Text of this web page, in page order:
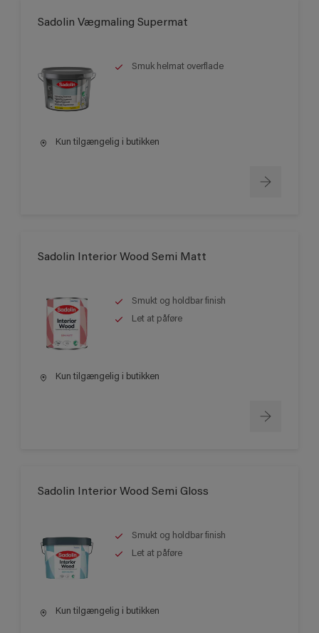
Sadolin Vægmaling Supermat
Smuk helmat overflade
Kun tilgængelig i butikken
Sadolin Interior Wood Semi Matt
Smukt og holdbar finish
Let at påføre
Kun tilgængelig i butikken
Sadolin Interior Wood Semi Gloss
Smukt og holdbar finish
Let at påføre
Kun tilgængelig i butikken